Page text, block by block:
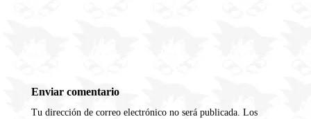
Enviar comentario
Tu dirección de correo electrónico no será publicada. Los